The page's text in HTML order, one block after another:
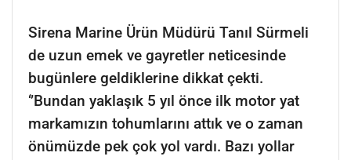
Sirena Marine Ürün Müdürü Tanıl Sürmeli
de uzun emek ve gayretler neticesinde
bugünlere geldiklerine dikkat çekti.
‘’Bundan yaklaşık 5 yıl önce ilk motor yat
markamızın tohumlarını attık ve o zaman
önümüzde pek çok yol vardı. Bazı yollar